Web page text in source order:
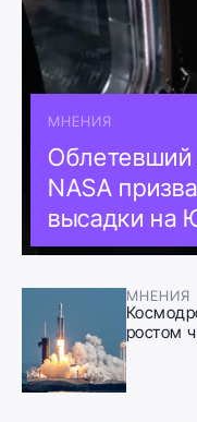
МНЕНИЯ
Облетевший
NASA
высадки на
МНЕНИЯ
ростом